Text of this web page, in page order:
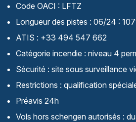
Code OACI : LFTZ
Longueur des pistes : 06/24 :
ATIS : +33 494 547 662
Catégorie incendie : niveau 4
Sécurité : site sous surveillance
Restrictions : qualification
Préavis 24h
Vols hors schengen autorisés :